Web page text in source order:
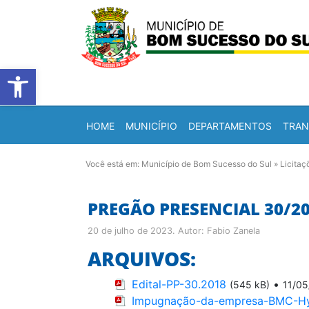
Barra de Ferramentas
HOME MUNICÍPIO DEPARTAMENTOS
Você está em: Município de Bom Sucesso do Sul »
PREGÃO PRESENCIAL 30/
20 de julho de 2023. Autor: Fabio Zanela
ARQUIVOS:
Edital-PP-30.2018 (545 kB) • 11/
Impugnação-da-empresa-BMC-